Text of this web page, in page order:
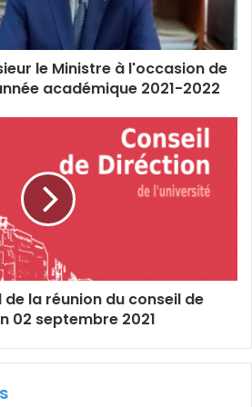
le Ministre à l'occasion de
académique 2021-2022
la réunion du conseil de
02 septembre 2021